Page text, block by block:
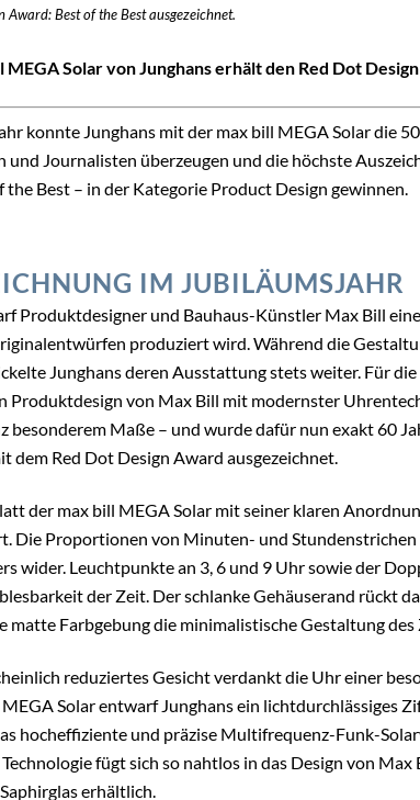
Award: Best of the Best ausgezeichnet.
MEGA Solar von Junghans erhält den Red Dot
konnte Junghans mit der max bill MEGA Solar die
und Journalisten überzeugen und die höchste
the Best – in der Kategorie Product Design gewinnen.
IM JUBILÄUMSJAHR
Produktdesigner und Bauhaus-Künstler Max Bill
produziert wird. Während die
Junghans deren Ausstattung stets weiter. Für
Produktdesign von Max Bill mit modernster
besonderem Maße – und wurde dafür nun exakt 60
dem Red Dot Design Award ausgezeichnet.
der max bill MEGA Solar mit seiner klaren
Die Proportionen von Minuten- und Stundenstrichen
wider. Leuchtpunkte an 3, 6 und 9 Uhr sowie der
der Zeit. Der schlanke Gehäuserand rückt
matte Farbgebung die minimalistische Gestaltung
reduziertes Gesicht verdankt die Uhr einer
Solar entwarf Junghans ein lichtdurchlässiges
hocheffiziente und präzise Multifrequenz-Funk-
fügt sich so nahtlos in das Design von
erhältlich.